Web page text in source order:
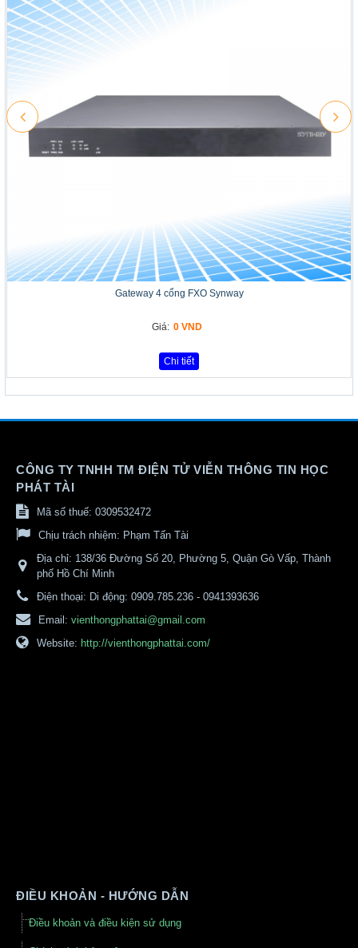
Gateway 4 cổng FXO Synway
Giá: 0 VND
Chi tiết
CÔNG TY TNHH TM ĐIỆN TỬ VIỄN THÔNG TIN HỌC
PHÁT TÀI
Mã số thuế: 0309532472
Chịu trách nhiệm: Phạm Tấn Tài
Địa chỉ: 138/36 Đường Số 20, Phường 5, Quận Gò Vấp, Thành
phố Hồ Chí Minh
Điện thoại: Di động: 0909.785.236 - 0941393636
Email: vienthongphattai@gmail.com
Website: http://vienthongphattai.com/
ĐIỀU KHOẢN - HƯỚNG DẪN
Điều khoản và điều kiện sử dụng